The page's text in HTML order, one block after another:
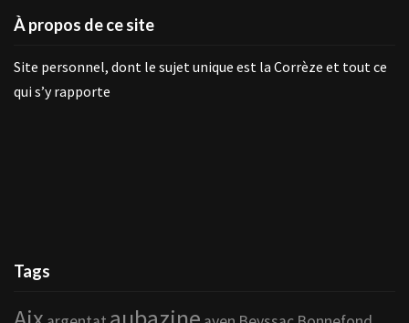
À propos de ce site
Site personnel, dont le sujet unique est la Corrèze et tout ce
qui s’y rapporte
Tags